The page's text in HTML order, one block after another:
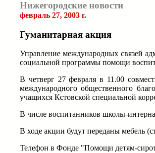
Нижегородские новости
февраль 27, 2003 г.
Гуманитарная акция
Управление международных связей
социальной программы помощи
В четверг 27 февраля в 11.00
международного общественного
учащихся Кстовской специальной
В числе воспитанников школы-
В ходе акции будут переданы мебель
Телефон в Фонде "Помощи детям-